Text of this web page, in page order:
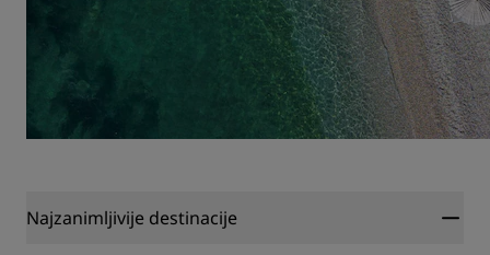
Najzanimljivije destinacije